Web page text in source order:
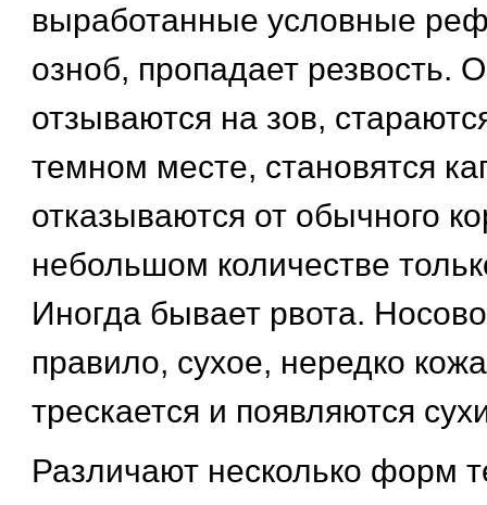
выработанные условные
озноб, пропадает резвость.
отзываются на зов,
темном месте, становятся
отказываются от обычного
небольшом количестве
Иногда бывает рвота.
правило, сухое, нередко
трескается и появляются
Различают несколько форм